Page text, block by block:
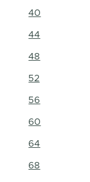
40
44
48
52
56
60
64
68